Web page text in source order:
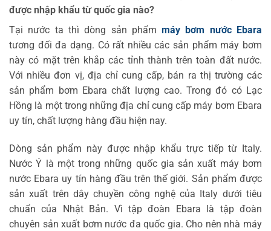
được nhập khẩu từ quốc gia nào?
Tại nước ta thì dòng sản phẩmmáy bơm nước Ebara
tương đối đa dạng. Có rất nhiều các sản phẩm máy bơm
này có mặt trên khắp các tỉnh thành trên toàn đất nước.
Với nhiều đơn vị, địa chỉ cung cấp, bán ra thị trường các
sản phẩm bơm Ebara chất lượng cao. Trong đó có Lạc
Hồng là một trong những địa chỉ cung cấp máy bơm Ebara
uy tín, chất lượng hàng đầu hiện nay.
Dòng sản phẩm này được nhập khẩu trực tiếp từ Italy.
Nước Ý là một trong những quốc gia sản xuất máy bơm
nước Ebara uy tín hàng đầu trên thế giới. Sản phẩm được
sản xuất trên dây chuyền công nghệ của Italy dưới tiêu
chuẩn của Nhật Bản. Vì tập đoàn Ebara là tập đoàn
chuyên sản xuất bơm nước đa quốc gia. Cho nên nhà máy